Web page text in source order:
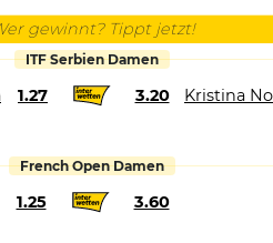
gewinnt? Tippt jetzt!
ITF Serbien Damen
1.27 3.20 Kristina
French Open Damen
1.25 3.60